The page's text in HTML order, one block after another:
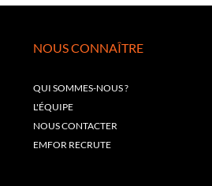
NOUS CONNAÎTRE
QUI SOMMES-NOUS ?
L'ÉQUIPE
NOUS CONTACTER
EMFOR RECRUTE